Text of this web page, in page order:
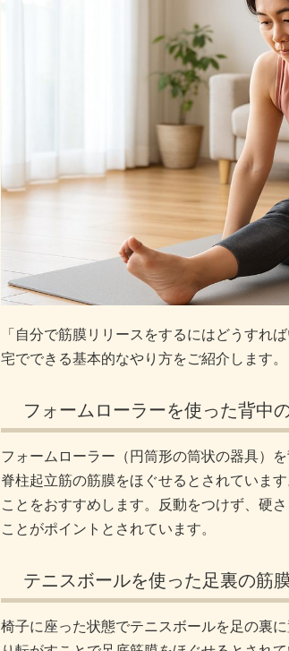
「自分で筋膜リリースをするにはどうすれ
宅でできる基本的なやり方をご紹介します。
フォームローラーを使った背中
フォームローラー（円筒形の筒状の器具）
脊柱起立筋の筋膜をほぐせるとされていま
ことをおすすめします。反動をつけず、硬
ことがポイントとされています。
テニスボールを使った足裏の筋
椅子に座った状態でテニスボールを足の裏